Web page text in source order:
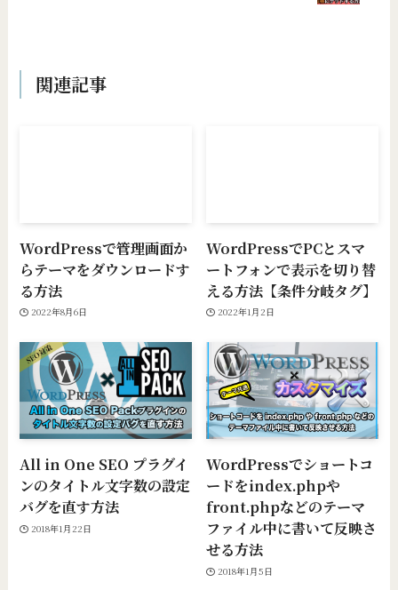
関連記事
WordPressで管理画面か
らテーマをダウンロードす
る方法
2022年8月6日
WordPressでPCとスマ
ートフォンで表示を切り替
える方法【条件分岐タグ】
2022年1月2日
All in One SEO プラグイ
ンのタイトル文字数の設定
バグを直す方法
2018年1月22日
WordPressでショートコ
ードをindex.phpや
front.phpなどのテーマ
ファイル中に書いて反映さ
せる方法
2018年1月5日